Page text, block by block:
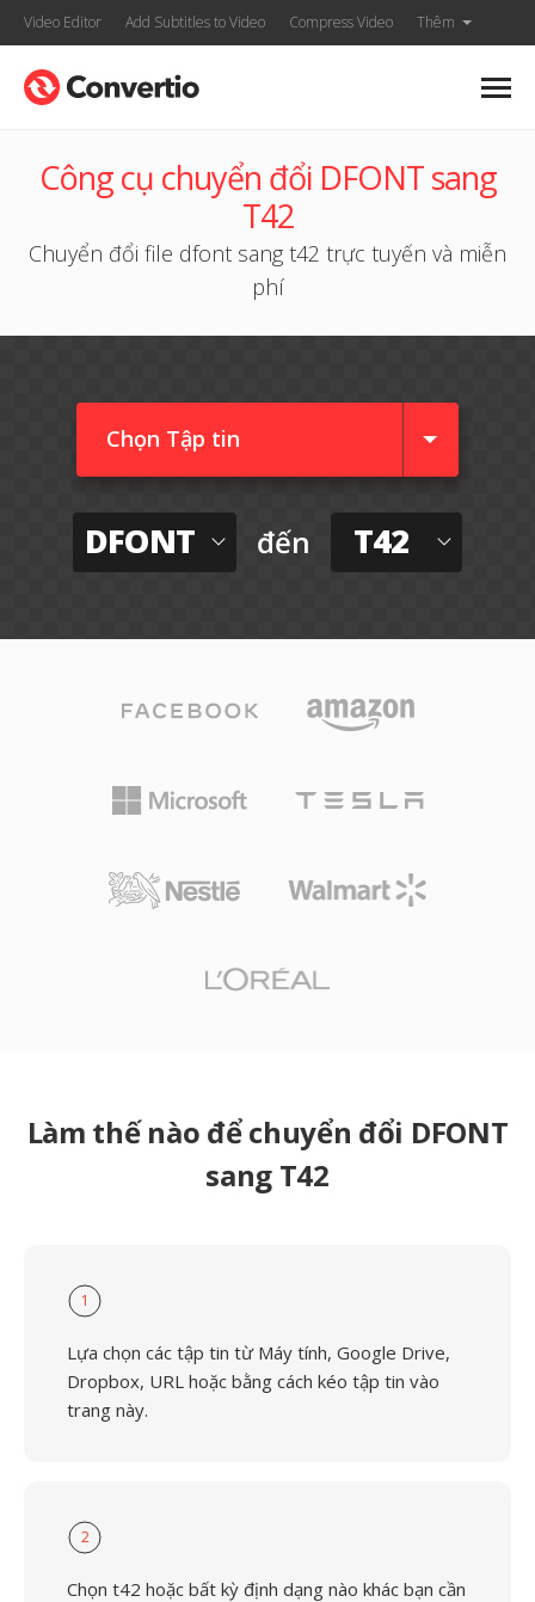
Video Editor Add Subtitles to Video Compress Video Thêm
Công cụ chuyển đổi DFONT sang
T42
Chuyển đổi file dfont sang t42 trực tuyến và miễn
phí
Chọn Tập tin
DFONT đến T42
Làm thế nào để chuyển đổi DFONT
sang T42
1
Lựa chọn các tập tin từ Máy tính, Google Drive,
Dropbox, URL hoặc bằng cách kéo tập tin vào
trang này.
2
Chọn t42 hoặc bất kỳ định dạng nào khác bạn cần